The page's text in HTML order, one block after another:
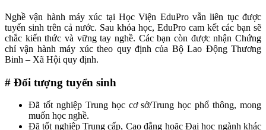
Nghề vận hành máy xúc tại Học Viện EduPro vẫn liên tục được
tuyển sinh trên cả nước. Sau khóa học, EduPro cam kết các bạn sẽ
chắc kiến thức và vững tay nghề. Các bạn còn được nhận Chứng
chỉ vận hành máy xúc theo quy định của Bộ Lao Động Thương
Binh – Xã Hội quy định.
# Đối tượng tuyển sinh
Đã tốt nghiệp Trung học cơ sở/Trung học phổ thông, mong
muốn học nghề.
Đã tốt nghiệp Trung cấp, Cao đẳng hoặc Đại học ngành khác